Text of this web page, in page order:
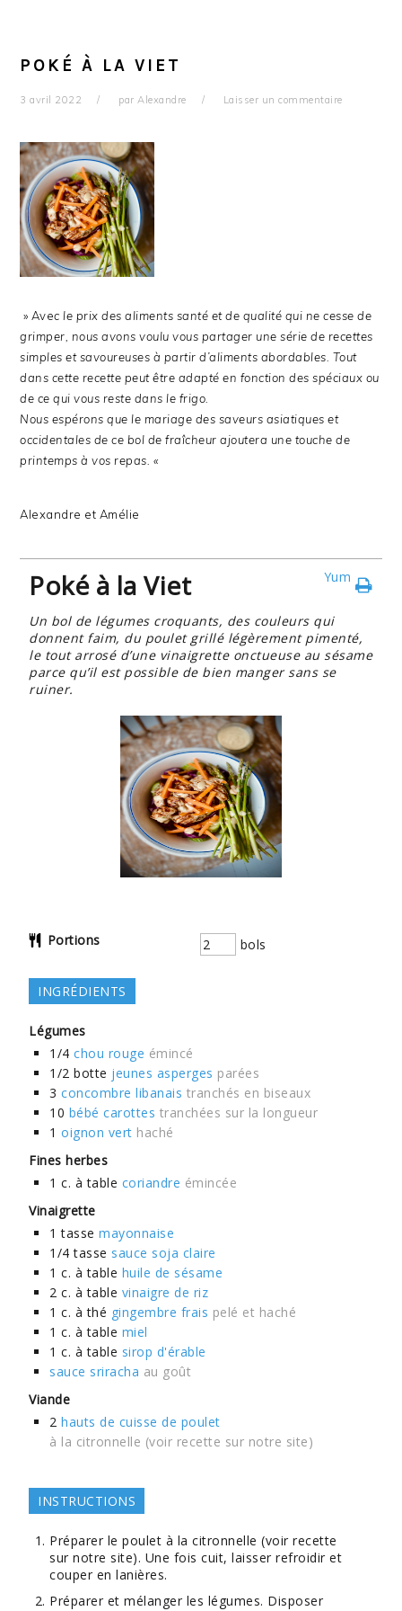
POKÉ À LA VIET
3 avril 2022 parAlexandre Laisser un commentaire
» Avec le prix des aliments santé et de qualité qui ne cesse de
grimper, nous avons voulu vous partager une série de recettes
simples et savoureuses à partir d’aliments abordables. Tout
dans cette recette peut être adapté en fonction des spéciaux ou
de ce qui vous reste dans le frigo.
Nous espérons que le mariage des saveurs asiatiques et
occidentales de ce bol de fraîcheur ajoutera une touche de
printemps à vos repas. «
Alexandre et Amélie
Poké à la Viet Yum
Un bol de légumes croquants, des couleurs qui
donnent faim, du poulet grillé légèrement pimenté,
le tout arrosé d’une vinaigrette onctueuse au sésame
parce qu’il est possible de bien manger sans se
ruiner.
Portions bols
INGRÉDIENTS
Légumes
1/4 chou rouge émincé
1/2 botte jeunes asperges parées
3 concombre libanais tranchés en biseaux
10 bébé carottes tranchées sur la longueur
1 oignon vert haché
Fines herbes
1 c. à table coriandre émincée
Vinaigrette
1 tasse mayonnaise
1/4 tasse sauce soja claire
1 c. à table huile de sésame
2 c. à table vinaigre de riz
1 c. à thé gingembre frais pelé et haché
1 c. à table miel
1 c. à table sirop d'érable
sauce sriracha au goût
Viande
2 hauts de cuisse de poulet
à la citronnelle (voir recette sur notre site)
INSTRUCTIONS
Préparer le poulet à la citronnelle (voir recette
sur notre site). Une fois cuit, laisser refroidir et
couper en lanières.
Préparer et mélanger les légumes. Disposer